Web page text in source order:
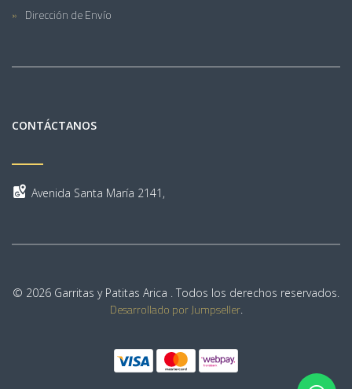
Dirección de Envío
CONTÁCTANOS
Avenida Santa María 2141,
© 2026 Garritas y Patitas Arica . Todos los derechos reservados.
Desarrollado por Jumpseller.